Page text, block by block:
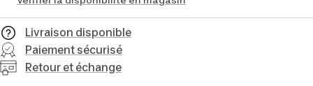
Livraison disponible
Paiement sécurisé
Retour et échange